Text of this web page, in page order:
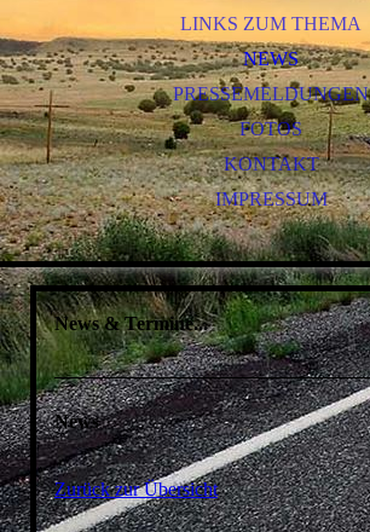
LINKS ZUM THEMA
NEWS
PRESSEMELDUNGEN
FOTOS
KONTAKT
IMPRESSUM
News & Termine...
News
Zurück zur Übersicht